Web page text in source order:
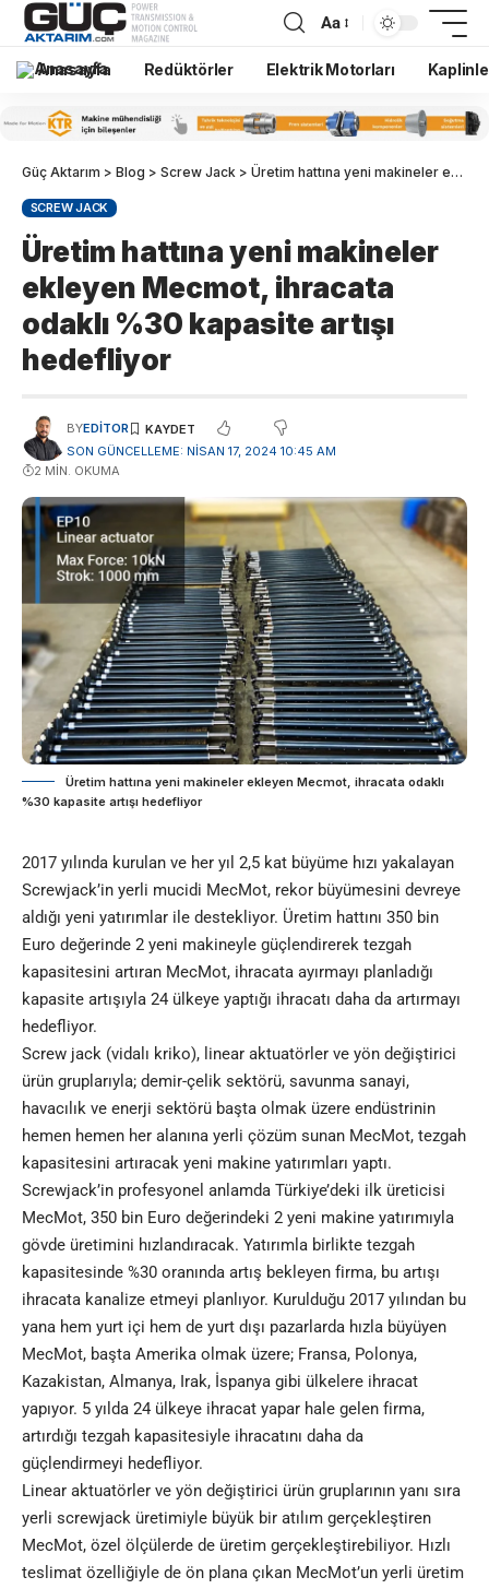
Aa
Anasayfa Redüktörler Elektrik Motorları
Güç Aktarım > Blog > Screw Jack > Üretim hattına yeni makineler ekleyen Mecmot, ihracata odaklı %30 kapasite artışı hedefliyor
SCREW JACK
Üretim hattına yeni makineler
ekleyen Mecmot, ihracata
odaklı %30 kapasite artışı
hedefliyor
SON GÜNCELLEME: NISAN 17, 2024 10:45 AM
BYEDITOR
2 MIN. OKUMA
Üretim hattına yeni makineler ekleyen Mecmot, ihracata odaklı
%30 kapasite artışı hedefliyor
2017 yılında kurulan ve her yıl 2,5 kat büyüme hızı yakalayan
Screwjack’in yerli mucidi MecMot, rekor büyümesini devreye
aldığı yeni yatırımlar ile destekliyor. Üretim hattını 350 bin
Euro değerinde 2 yeni makineyle güçlendirerek tezgah
kapasitesini artıran MecMot, ihracata ayırmayı planladığı
kapasite artışıyla 24 ülkeye yaptığı ihracatı daha da artırmayı
hedefliyor.
Screw jack (vidalı kriko), linear aktuatörler ve yön değiştirici
ürün gruplarıyla; demir-çelik sektörü, savunma sanayi,
havacılık ve enerji sektörü başta olmak üzere endüstrinin
hemen hemen her alanına yerli çözüm sunan MecMot, tezgah
kapasitesini artıracak yeni makine yatırımları yaptı.
Screwjack’in profesyonel anlamda Türkiye’deki ilk üreticisi
MecMot, 350 bin Euro değerindeki 2 yeni makine yatırımıyla
gövde üretimini hızlandıracak. Yatırımla birlikte tezgah
kapasitesinde %30 oranında artış bekleyen firma, bu artışı
ihracata kanalize etmeyi planlıyor. Kurulduğu 2017 yılından bu
yana hem yurt içi hem de yurt dışı pazarlarda hızla büyüyen
MecMot, başta Amerika olmak üzere; Fransa, Polonya,
Kazakistan, Almanya, Irak, İspanya gibi ülkelere ihracat
yapıyor. 5 yılda 24 ülkeye ihracat yapar hale gelen firma,
artırdığı tezgah kapasitesiyle ihracatını daha da
güçlendirmeyi hedefliyor.
Linear aktuatörler ve yön değiştirici ürün gruplarının yanı sıra
yerli screwjack üretimiyle büyük bir atılım gerçekleştiren
MecMot, özel ölçülerde de üretim gerçekleştirebiliyor. Hızlı
teslimat özelliğiyle de ön plana çıkan MecMot’un yerli üretim